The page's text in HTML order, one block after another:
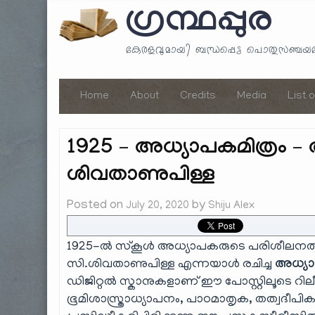
ഗ്രന്ഥപ്പുര
കേരളവുമായി ബന്ധപ്പെട്ട
Home About Credits Media List
1925 – അധ്യാപകമിത്രം
ശിവതാണുപിള്ള
Posted on July 20, 2020 by Shiju Alex
1925-ൽ സ്കൂൾ അധ്യാപകരുടെ
സി.ശിവതാണുപിള്ള എന്നയാൾ രചിച്ച
ഡിജിറ്റൽ സ്കാനുകളാണ് ഈ പോസ്റ്റിലൂടെ
ഭൂമിശാസ്ത്രാധ്യാപനം, പാഠമാതൃക,